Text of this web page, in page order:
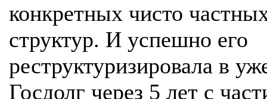
конкретных чисто
структур. И успешно его
реструктуризировала в
Госдолг через 5 лет с